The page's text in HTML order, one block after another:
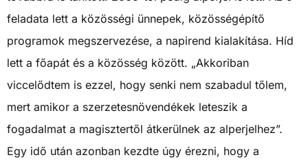
feladata lett a közösségi ünnepek, közösségépítő
programok megszervezése, a napirend kialakítása. Híd
lett a főapát és a közösség között. „Akkoriban
viccelődtem is ezzel, hogy senki nem szabadul tőlem,
mert amikor a szerzetesnövendékek leteszik a
fogadalmat a magisztertől átkerülnek az alperjelhez”.
Egy idő után azonban kezdte úgy érezni, hogy a